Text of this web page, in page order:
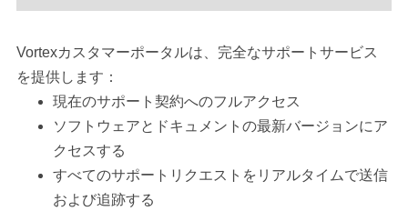
Vortexカスタマーポータルは、完全なサポートサービス
を提供します：
現在のサポート契約へのフルアクセス
ソフトウェアとドキュメントの最新バージョンにア
クセスする
すべてのサポートリクエストをリアルタイムで送信
および追跡する